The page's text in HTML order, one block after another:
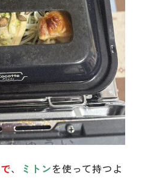
、 ミトンを使って持つよ